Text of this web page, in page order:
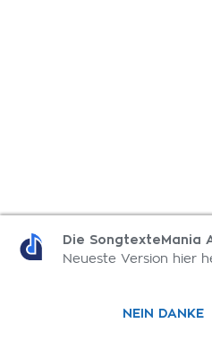
Die SongtexteMania
Neueste Version hier
NEIN DANKE